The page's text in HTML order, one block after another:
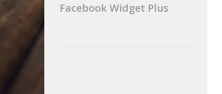
Facebook Widget Plus